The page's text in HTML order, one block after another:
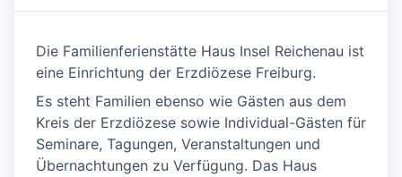
Die Familienferienstätte Haus Insel Reichenau ist
eine Einrichtung der Erzdiözese Freiburg.
Es steht Familien ebenso wie Gästen aus dem
Kreis der Erzdiözese sowie Individual-Gästen für
Seminare, Tagungen, Veranstaltungen und
Übernachtungen zu Verfügung. Das Haus